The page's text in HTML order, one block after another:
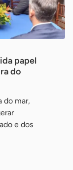
papel
do
do mar,
e dos